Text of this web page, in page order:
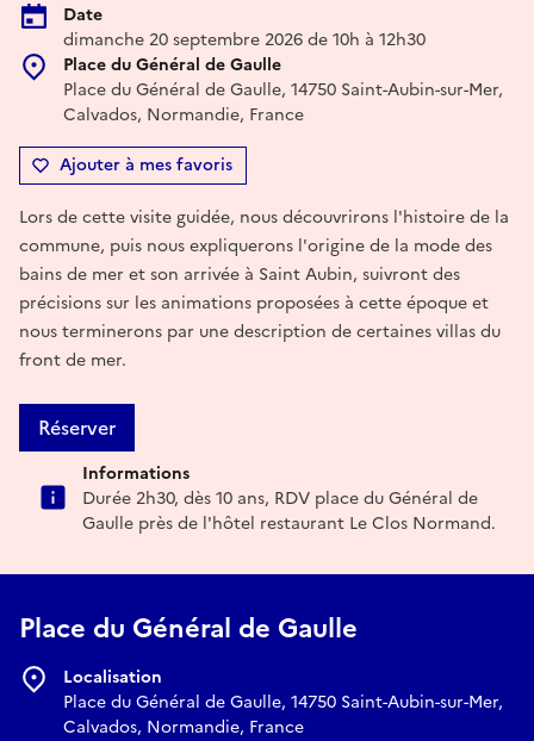
Date
dimanche 20 septembre 2026 de 10h à 12h30
Place du Général de Gaulle
Place du Général de Gaulle, 14750 Saint-Aubin-sur-Mer,
Calvados, Normandie, France
Ajouter à mes favoris
Lors de cette visite guidée, nous découvrirons l'histoire de la
commune, puis nous expliquerons l'origine de la mode des
bains de mer et son arrivée à Saint Aubin, suivront des
précisions sur les animations proposées à cette époque et
nous terminerons par une description de certaines villas du
front de mer.
Réserver
Informations
Durée 2h30, dès 10 ans, RDV place du Général de
Gaulle près de l'hôtel restaurant Le Clos Normand.
Place du Général de Gaulle
Localisation
Place du Général de Gaulle, 14750 Saint-Aubin-sur-Mer,
Calvados, Normandie, France